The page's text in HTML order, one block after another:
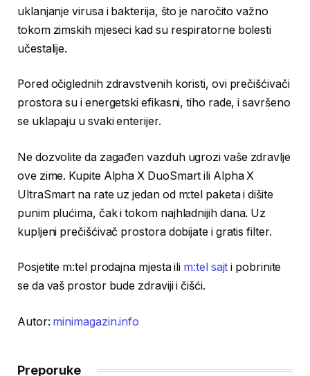
uklanjanje virusa i bakterija, što je naročito važno
tokom zimskih mjeseci kad su respiratorne bolesti
učestalije.
Pored očiglednih zdravstvenih koristi, ovi prečišćivači
prostora su i energetski efikasni, tiho rade, i savršeno
se uklapaju u svaki enterijer.
Ne dozvolite da zagađen vazduh ugrozi vaše zdravlje
ove zime. Kupite Alpha X DuoSmart ili Alpha X
UltraSmart na rate uz jedan od m:tel paketa i dišite
punim plućima, čak i tokom najhladnijih dana. Uz
kupljeni prečišćivač prostora dobijate i gratis filter.
Posjetite m:tel prodajna mjesta ili m:tel sajt i pobrinite
se da vaš prostor bude zdraviji i čišći.
Autor: minimagazin.info
Preporuke